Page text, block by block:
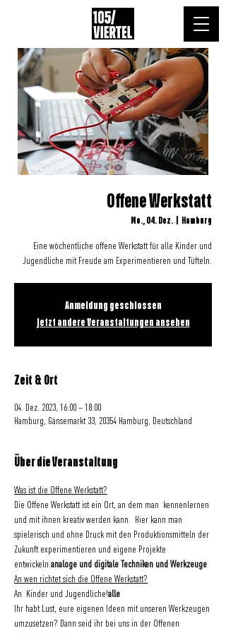
Offene Werkstatt
Mo., 04. Dez. Hamburg
Eine wöchentliche offene Werkstatt für alle Kinder und
Jugendliche mit Freude am Experimentieren und Tüfteln.
Anmeldung geschlossen
Jetzt andere Veranstaltungen ansehen
Zeit & Ort
04. Dez. 2023, 16:00 – 18:00
Hamburg, Gänsemarkt 33, 20354 Hamburg, Deutschland
Über die Veranstaltung
Was ist die Offene Werkstatt?
Die Offene Werkstatt ist ein Ort, an dem man
kennenlernen
und mit ihnen kreativ werden kann.  Hier kann man
spielerisch und ohne Druck mit den Produktionsmitteln der
Zukunft experimentieren und eigene Projekte
entwickeln.analoge und digitale Techniken und Werkzeuge
An wen richtet sich die Offene Werkstatt?
An Kinder und Jugendliche!alle
Ihr habt Lust, eure eigenen Ideen mit unseren Werkzeugen
umzusetzen? Dann seid ihr bei uns in der Offenen